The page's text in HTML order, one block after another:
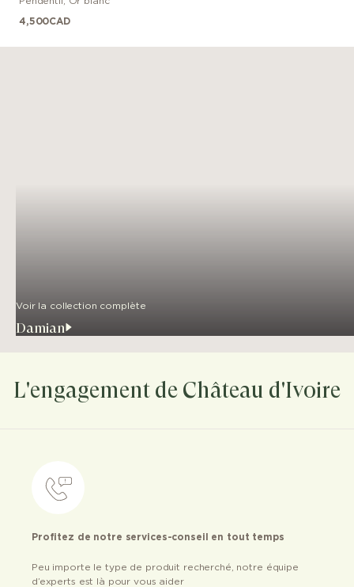
4,500CAD
Voir la collection complète
Damian
L'engagement de Château d'Ivoire
Profitez de notre services-conseil en tout temps
Peu importe le type de produit recherché, notre équipe
d’experts est là pour vous aider